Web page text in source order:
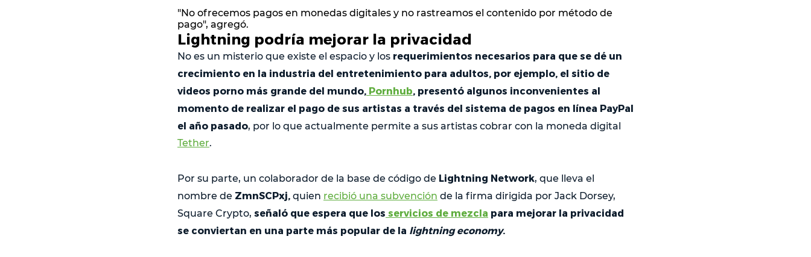
"No ofrecemos pagos en monedas digitales y no rastreamos el contenido por método de
pago", agregó.
Lightning podría mejorar la privacidad
No es un misterio que existe el espacio y los requerimientos necesarios para que se dé un
crecimiento en la industria del entretenimiento para adultos, por ejemplo, el sitio de
videos porno más grande del mundo, Pornhub, presentó algunos inconvenientes al
momento de realizar el pago de sus artistas a través del sistema de pagos en línea PayPal
el año pasado, por lo que actualmente permite a sus artistas cobrar con la moneda digital
Tether.
Por su parte, un colaborador de la base de código de Lightning Network, que lleva el
nombre de ZmnSCPxj, quien recibió una subvención de la firma dirigida por Jack Dorsey,
Square Crypto, señaló que espera que los servicios de mezcla para mejorar la privacidad
se conviertan en una parte más popular de la lightning economy.